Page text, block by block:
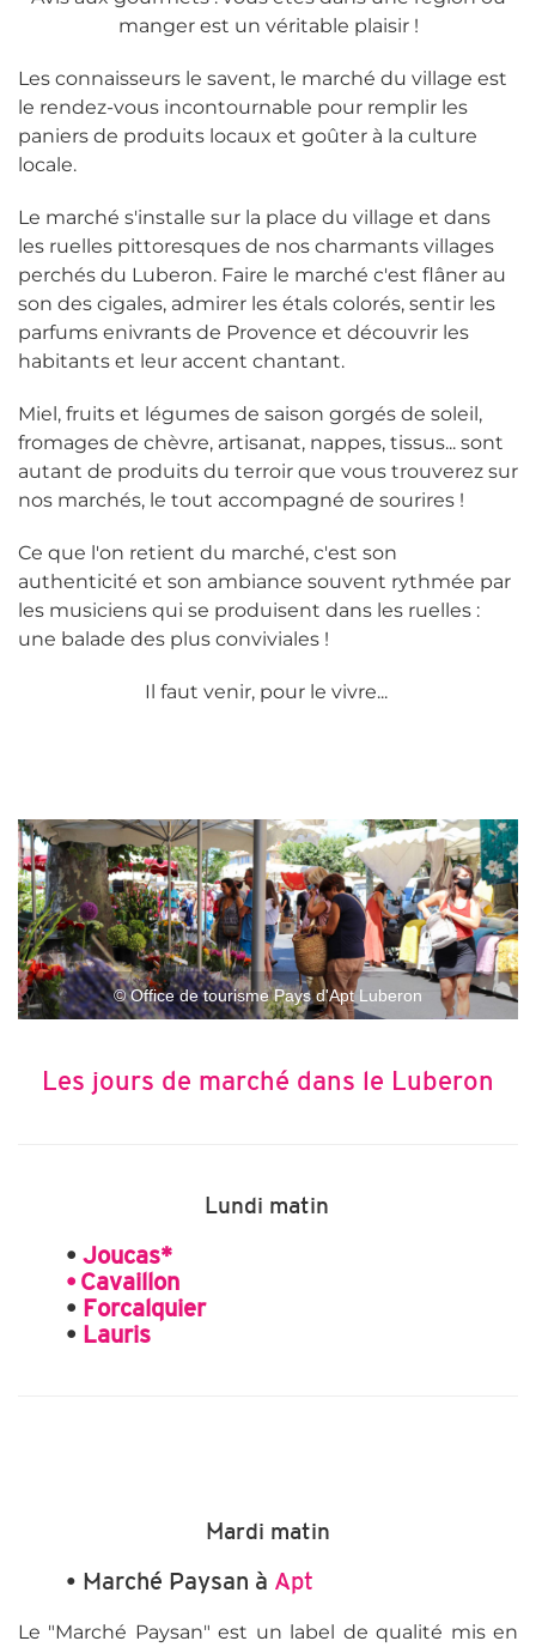
manger est un véritable plaisir !
Les connaisseurs le savent, le marché du village est
le rendez-vous incontournable pour remplir les
paniers de produits locaux et goûter à la culture
locale.
Le marché s'installe sur la place du village et dans
les ruelles pittoresques de nos charmants villages
perchés du Luberon. Faire le marché c'est flâner au
son des cigales, admirer les étals colorés, sentir les
parfums enivrants de Provence et découvrir les
habitants et leur accent chantant.
Miel, fruits et légumes de saison gorgés de soleil,
fromages de chèvre, artisanat, nappes, tissus... sont
autant de produits du terroir que vous trouverez sur
nos marchés, le tout accompagné de sourires !
Ce que l'on retient du marché, c'est son
authenticité et son ambiance souvent rythmée par
les musiciens qui se produisent dans les ruelles :
une balade des plus conviviales !
Il faut venir, pour le vivre...
© Office de tourisme Pays d'Apt Luberon
Les jours de marché dans le Luberon
Lundi matin
• Joucas*
• Cavaillon
• Forcalquier
• Lauris
Mardi matin
• Marché Paysan à Apt
Le "Marché Paysan" est un label de qualité mis en